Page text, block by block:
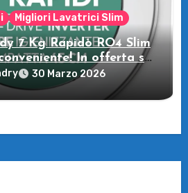
Migliori Lavatrici Slim
7 Kg Rapidò RO4 Slim
In offerta su
Amazon30 Marzo 2026